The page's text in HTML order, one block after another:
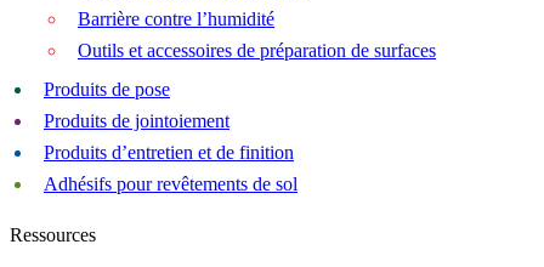
Barrière contre l’humidité
Outils et accessoires de préparation de surfaces
Produits de pose
Produits de jointoiement
Produits d’entretien et de finition
Adhésifs pour revêtements de sol
Ressources